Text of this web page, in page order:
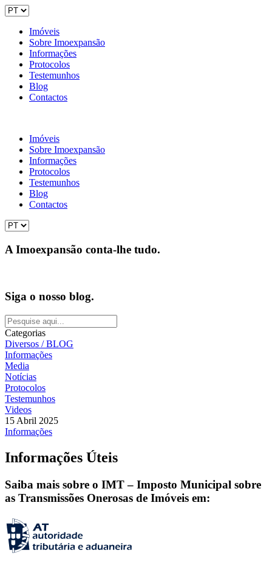
Imóveis
Sobre Imoexpansão
Informações
Protocolos
Testemunhos
Blog
Contactos
Imóveis
Sobre Imoexpansão
Informações
Protocolos
Testemunhos
Blog
Contactos
A Imoexpansão conta-lhe tudo.
Siga o nosso blog.
Categorias
Diversos / BLOG
Informações
Media
Notícias
Protocolos
Testemunhos
Videos
15 Abril 2025
Informações
Informações Úteis
Saiba mais sobre o IMT – Imposto Municipal sobre
as Transmissões Onerosas de Imóveis em: